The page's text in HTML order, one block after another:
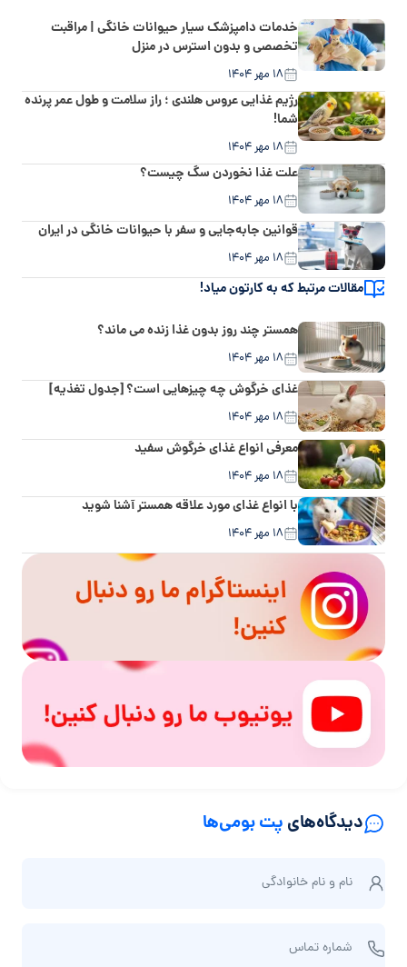
خدمات دامپزشک سیار حیوانات خانگی | مراقبت
تخصصی و بدون استرس در منزل
۱۸ مهر ۱۴۰۴
رژیم غذایی عروس هلندی ؛ راز سلامت و طول عمر پرنده
شما!
۱۸ مهر ۱۴۰۴
علت غذا نخوردن سگ چیست؟
۱۸ مهر ۱۴۰۴
قوانین جابه‌جایی و سفر با حیوانات خانگی در ایران
۱۸ مهر ۱۴۰۴
مقالات مرتبط که به کارتون میاد!
همستر چند روز بدون غذا زنده می ماند؟
۱۸ مهر ۱۴۰۴
غذای خرگوش چه چیزهایی است؟ [جدول تغذیه]
۱۸ مهر ۱۴۰۴
معرفی انواع غذای خرگوش سفید
۱۸ مهر ۱۴۰۴
با انواع غذای مورد علاقه همستر آشنا شوید
۱۸ مهر ۱۴۰۴
دیدگاه‌های پت بومی‌ها
ا
و
نام و نام‌ خانوادگی
م
شماره تماس